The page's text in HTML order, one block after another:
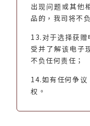
出现问题或其他
品的，我司将不
13.对于选择获赠
受并了解该电子
不负任何责任；
14.如有任何争
权。